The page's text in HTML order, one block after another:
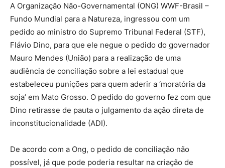
A Organização Não-Governamental (ONG) WWF-Brasil –
Fundo Mundial para a Natureza, ingressou com um
pedido ao ministro do Supremo Tribunal Federal (STF),
Flávio Dino, para que ele negue o pedido do governador
Mauro Mendes (União) para a realização de uma
audiência de conciliação sobre a lei estadual que
estabeleceu punições para quem aderir a ‘moratória da
soja’ em Mato Grosso. O pedido do governo fez com que
Dino retirasse de pauta o julgamento da ação direta de
inconstitucionalidade (ADI).
De acordo com a Ong, o pedido de conciliação não
possível, já que pode poderia resultar na criação de